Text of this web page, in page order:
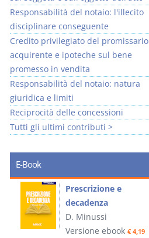
Responsabilità del notaio: l'illecito
disciplinare conseguente
Credito privilegiato del promissario
acquirente e ipoteche sul bene
promesso in vendita
Responsabilità del notaio: natura
giuridica e limiti
Reciprocità delle concessioni
Tutti gli ultimi contributi >
E-Book
Prescrizione e
decadenza
D. Minussi
Versione ebook € 4,19